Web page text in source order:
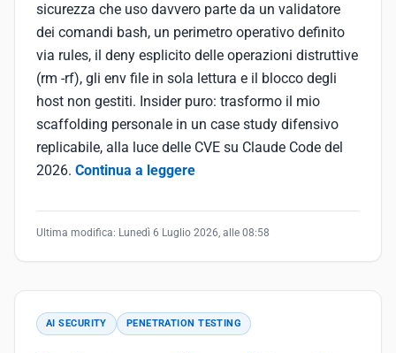
sicurezza che uso davvero parte da un validatore
dei comandi bash, un perimetro operativo definito
via rules, il deny esplicito delle operazioni distruttive
(rm -rf), gli env file in sola lettura e il blocco degli
host non gestiti. Insider puro: trasformo il mio
scaffolding personale in un case study difensivo
replicabile, alla luce delle CVE su Claude Code del
2026. Continua a leggere
Ultima modifica: Lunedì 6 Luglio 2026, alle 08:58
AI SECURITY PENETRATION TESTING